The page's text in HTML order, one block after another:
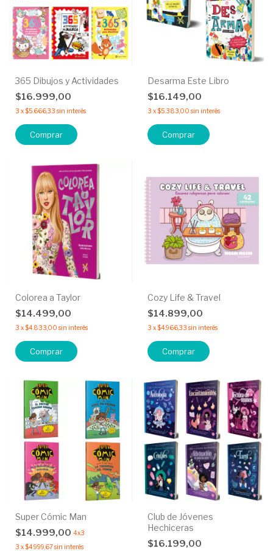
365 Dibujos y Actividades
$16.999,00
3 x$5.666,33 sin interés
Comprar
Desarma Este Libro
$16.149,00
3 x$5.383,00 sin interés
Comprar
Colorea a Taylor
$14.499,00
3 x$4.833,00 sin interés
Cozy Life & Travel
$14.899,00
3 x$4.966,33 sin interés
Super Cómic Man
$14.999,00 4x3
3 x$4.999,67sin interés
Club de Jóvenes
Hechiceras
$16.199,00